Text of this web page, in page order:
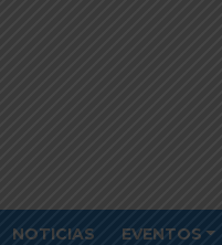
NOTICIAS EVENTOS